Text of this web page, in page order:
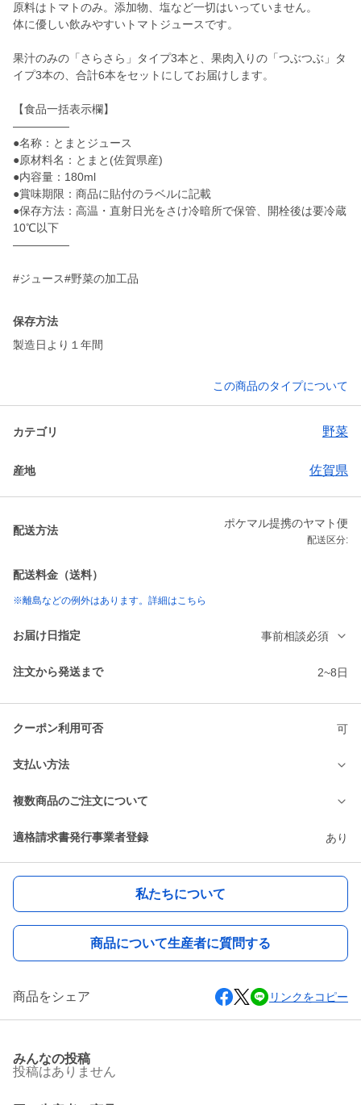
原料はトマトのみ。添加物、塩など一切はいっていません。
体に優しい飲みやすいトマトジュースです。
果汁のみの「さらさら」タイプ3本と、果肉入りの「つぶつぶ」タ
イプ3本の、合計6本をセットにしてお届けします。
【食品一括表示欄】
—————
●名称：とまとジュース
●原材料名：とまと(佐賀県産)
●内容量：180ml
●賞味期限：商品に貼付のラベルに記載
●保存方法：高温・直射日光をさけ冷暗所で保管、開栓後は要冷蔵
10℃以下
—————
#ジュース#野菜の加工品
保存方法
製造日より１年間
この商品のタイプについて
カテゴリ 野菜
産地 佐賀県
配送方法
ポケマル提携のヤマト便
配送区分:
配送料金（送料）
※離島などの例外はあります。詳細はこちら
お届け日指定 事前相談必須
注文から発送まで 2~8日
クーポン利用可否 可
支払い方法
複数商品のご注文について
適格請求書発行事業者登録 あり
私たちについて
商品について生産者に質問する
商品をシェア リンクをコピー
みんなの投稿
投稿はありません